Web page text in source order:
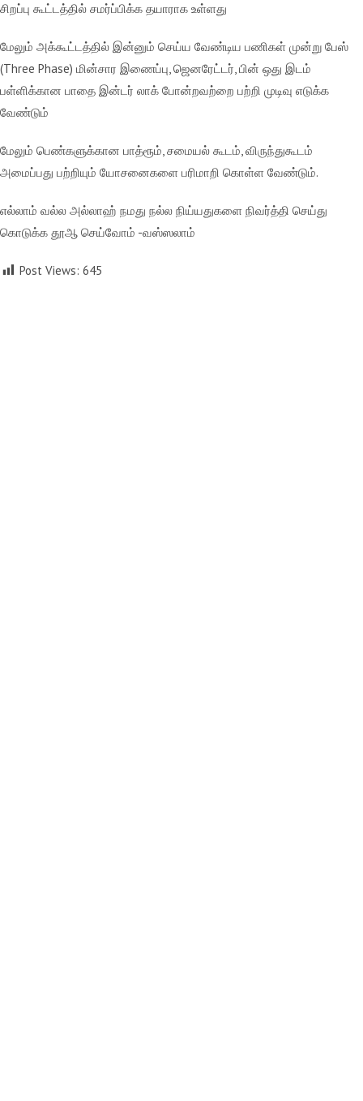
சிறப்பு கூட்டத்தில் சமர்ப்பிக்க தயாராக உள்ளது
மேலும் அக்கூட்டத்தில் இன்னும் செய்ய வேண்டிய பணிகள் முன்று பேஸ்
(Three Phase) மின்சார இணைப்பு, ஜெனரேட்டர், பின் ஒது இடம்
பள்ளிக்கான பாதை இன்டர் லாக் போன்றவற்றை பற்றி முடிவு எடுக்க
வேண்டும்
மேலும் பெண்களுக்கான பாத்ரூம், சமையல் கூடம், விருந்துகூடம்
அமைப்பது பற்றியும் யோசனைகளை பரிமாறி கொள்ள வேண்டும்.
எல்லாம் வல்ல அல்லாஹ் நமது நல்ல நிய்யதுகளை நிவர்த்தி செய்து
கொடுக்க தூஆ செய்வோம் -வஸ்ஸலாம்
Post Views: 645